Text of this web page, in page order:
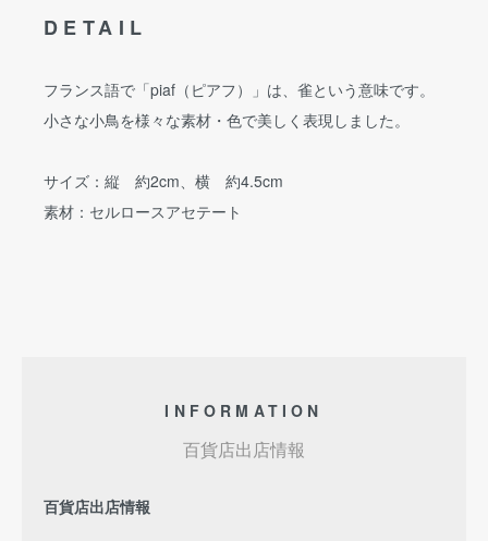
DETAIL
フランス語で「piaf（ピアフ）」は、雀という意味です。
小さな小鳥を様々な素材・色で美しく表現しました。
サイズ：縦 約2cm、横 約4.5cm
素材：セルロースアセテート
INFORMATION
百貨店出店情報
百貨店出店情報